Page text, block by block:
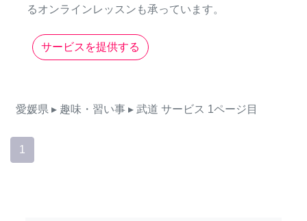
るオンラインレッスンも承っています。
サービスを提供する
愛媛県 ▸ 趣味・習い事 ▸ 武道 サービス 1ページ目
1